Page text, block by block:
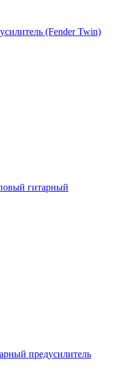
(Fender Twin)
гитарный
предусилитель